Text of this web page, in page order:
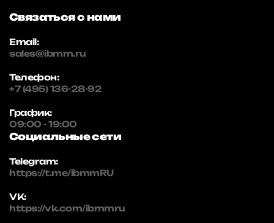
Связаться с нами
Email:
sales@ibmm.ru
Телефон:
+7 (495) 136-28-92
График:
09:00 - 19:00
Социальные сети
Telegram:
https://t.me/ibmmRU
VK:
https://vk.com/ibmmru